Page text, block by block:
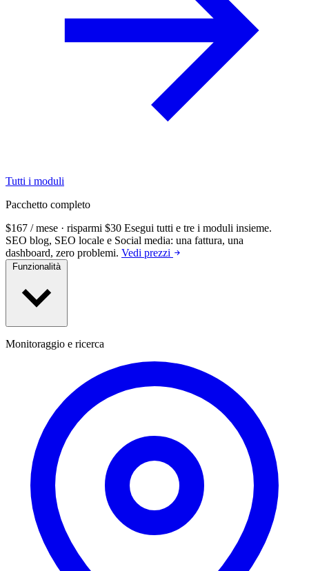
Tutti i moduli
Pacchetto completo
$167 / mese · risparmi $30 Esegui tutti e tre i moduli insieme.
SEO blog, SEO locale e Social media: una fattura, una
dashboard, zero problemi. Vedi prezzi
Monitoraggio e ricerca